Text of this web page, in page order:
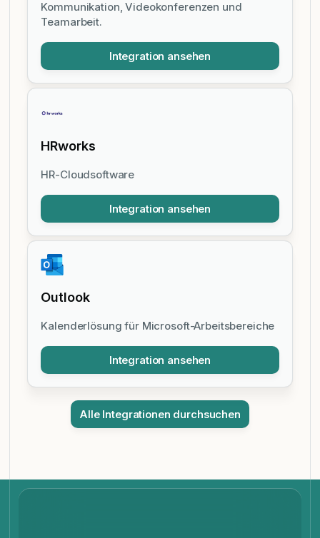
Kommunikation, Videokonferenzen und
Teamarbeit.
Integration ansehen
HRworks
HR-Cloudsoftware
Integration ansehen
Outlook
Kalenderlösung für Microsoft-Arbeitsbereiche
Integration ansehen
Alle Integrationen durchsuchen